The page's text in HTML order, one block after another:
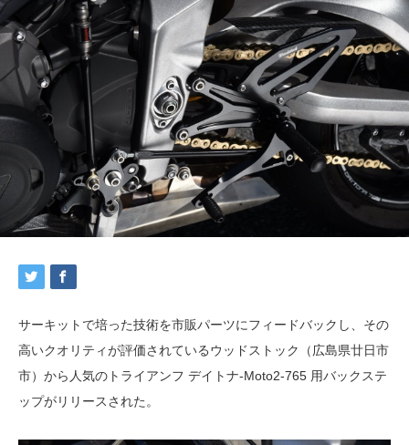
サーキットで培った技術を市販パーツにフィードバックし、その
高いクオリティが評価されているウッドストック（広島県廿日市
市）から人気のトライアンフ デイトナ-Moto2-765 用バックステ
ップがリリースされた。